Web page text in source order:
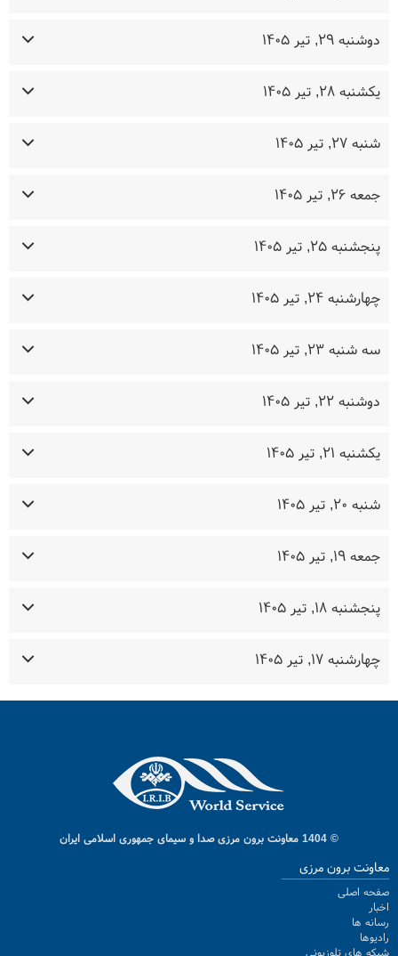
دوشنبه ۲۹, تیر ۱۴۰۵
یکشنبه ۲۸, تیر ۱۴۰۵
شنبه ۲۷, تیر ۱۴۰۵
جمعه ۲۶, تیر ۱۴۰۵
پنجشنبه ۲۵, تیر ۱۴۰۵
چهارشنبه ۲۴, تیر ۱۴۰۵
سه شنبه ۲۳, تیر ۱۴۰۵
دوشنبه ۲۲, تیر ۱۴۰۵
یکشنبه ۲۱, تیر ۱۴۰۵
شنبه ۲۰, تیر ۱۴۰۵
جمعه ۱۹, تیر ۱۴۰۵
پنجشنبه ۱۸, تیر ۱۴۰۵
چهارشنبه ۱۷, تیر ۱۴۰۵
© 1404 معاونت برون مرزی صدا و سیمای جمهوری اسلامی ایران
معاونت برون مرزی
صفحه اصلی
اخبار
رسانه ها
رادیوها
شبکه های تلوزیونی